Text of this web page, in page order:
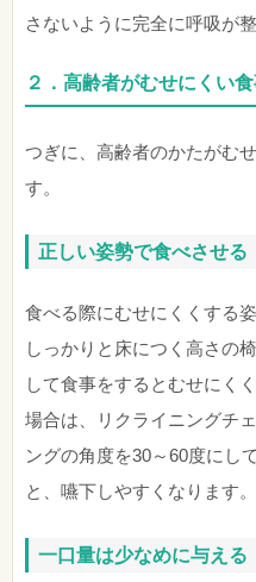
さないように完全に呼吸が
２．高齢者がむせにくい
つぎに、高齢者のかたがむ
す。
正しい姿勢で食べさせる
食べる際にむせにくくする
しっかりと床につく高さの
して食事をするとむせにく
場合は、リクライニングチ
ングの角度を30～60度にし
と、嚥下しやすくなります。
一口量は少なめに与える